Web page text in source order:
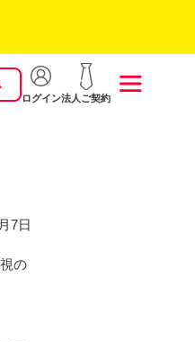
ログイン法人ご契約
7日
の